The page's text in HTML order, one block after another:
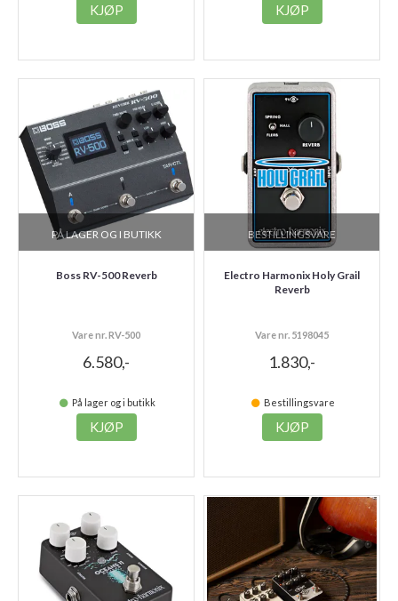
KJØP KJØP
PÅ LAGER OG I BUTIKK
Boss RV-500 Reverb
Vare nr. RV-500
6.580,-
På lager og i butikk
KJØP
BESTILLINGSVARE
Electro Harmonix Holy Grail
Reverb
Vare nr. 5198045
1.830,-
Bestillingsvare
KJØP